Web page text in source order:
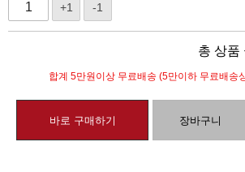
+1 -1
총 상품
합계 5만원이상 무료배송 (5만이하 무료배송
바로 구매하기 장바구니